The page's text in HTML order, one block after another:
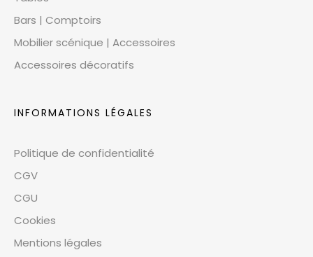
Bars | Comptoirs
Mobilier scénique | Accessoires
Accessoires décoratifs
INFORMATIONS LÉGALES
Politique de confidentialité
CGV
CGU
Cookies
Mentions légales